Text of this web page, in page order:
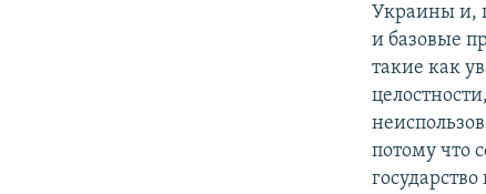
Украины и,
и базовые
такие как
потому что